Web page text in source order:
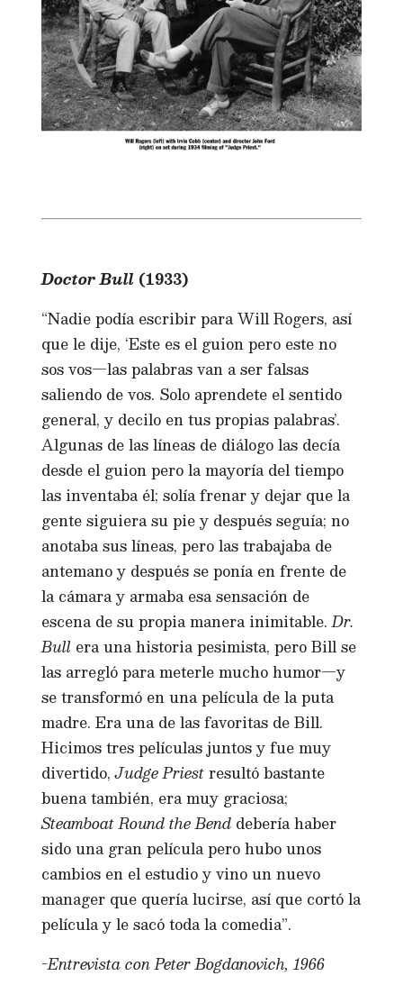
Doctor Bull (1933)
“Nadie podía escribir para Will Rogers, así
que le dije, ‘Este es el guion pero este no
sos vos—las palabras van a ser falsas
saliendo de vos. Solo aprendete el sentido
general, y decilo en tus propias palabras’.
Algunas de las líneas de diálogo las decía
desde el guion pero la mayoría del tiempo
las inventaba él; solía frenar y dejar que la
gente siguiera su pie y después seguía; no
anotaba sus líneas, pero las trabajaba de
antemano y después se ponía en frente de
la cámara y armaba esa sensación de
escena de su propia manera inimitable.Dr.
Bull era una historia pesimista, pero Bill se
las arregló para meterle mucho humor—y
se transformó en una película de la puta
madre. Era una de las favoritas de Bill.
Hicimos tres películas juntos y fue muy
divertido,Judge Priestresultó bastante
buena también, era muy graciosa;
Steamboat Round the Bend debería haber
sido una gran película pero hubo unos
cambios en el estudio y vino un nuevo
manager que quería lucirse, así que cortó la
película y le sacó toda la comedia”.
-Entrevista con Peter Bogdanovich, 1966